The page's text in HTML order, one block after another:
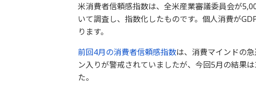
米消費者信頼感指数は、全米産業審議委員会が
いて調査し、指数化したものです。個人消費が
ります。
前回4月の消費者信頼感指数は、消費マインドの
ン入りが警戒されていましたが、今回5月の結果
た。